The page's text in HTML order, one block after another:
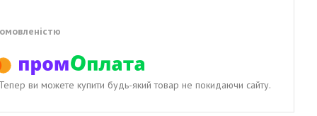
Тепер ви можете купити будь-який товар не покидаючи сайту.